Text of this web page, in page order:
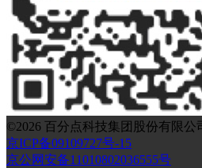
©2026 百分点科技集团股份有限公
京ICP备09109727号-15
京公网安备11010802036555号